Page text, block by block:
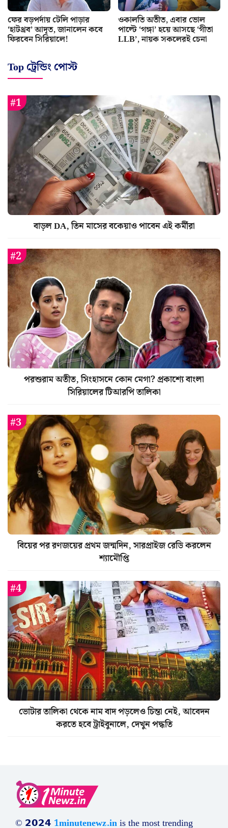
ফের বড়পর্দায় টেলি পাড়ার
‘হাটথ্রব’ আদৃত, জানালেন কবে
ফিরবেন সিরিয়ালে!
ওকালতি অতীত, এবার ভোল
পাল্টে ‘গঙ্গা’ হয়ে আসছে ‘গীতা
LLB’, নায়ক সকলেরই চেনা
Top ট্রেন্ডিং পোস্ট
বাড়ল DA, তিন মাসের বকেয়াও পাবেন এই কর্মীরা
পরশুরাম অতীত, সিংহাসনে কোন মেগা? প্রকাশ্যে বাংলা
সিরিয়ালের টিআরপি তালিকা
বিয়ের পর রণজয়ের প্রথম জন্মদিন, সারপ্রাইজ রেডি করলেন
শ্যামৌপ্তি
ভোটার তালিকা থেকে নাম বাদ পড়লেও চিন্তা নেই, আবেদন
করতে হবে ট্রাইবুনালে, দেখুন পদ্ধতি
© 𝟮𝟬𝟮𝟰 1minutenewz.inis the most trending